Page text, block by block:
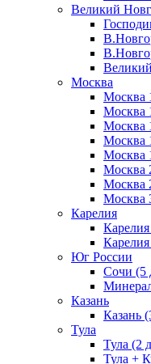
Великий
Москва
Москва
Москва
Москва
Москва
Москва
Москва
Москва
Москва
Карелия
Юг России
Сочи (5
Казань
Казань
Тула
Тула (2
Тула +